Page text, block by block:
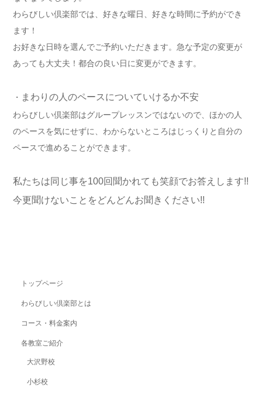
わらびしい倶楽部では、好きな曜日、好きな時間に予約ができ
ます！
お好きな日時を選んでご予約いただきます。急な予定の変更が
あっても大丈夫！都合の良い日に変更ができます。
・ まわりの人のペースについていけるか不安
わらびしい倶楽部はグループレッスンではないので、ほかの人
のペースを気にせずに、わからないところはじっくりと自分の
ペースで進めることができます。
私たちは同じ事を100回聞かれても笑顔でお答えします!!
今更聞けないことをどんどんお聞きください!!
トップページ
わらびしい倶楽部とは
コース・料金案内
各教室ご紹介
大沢野校
小杉校